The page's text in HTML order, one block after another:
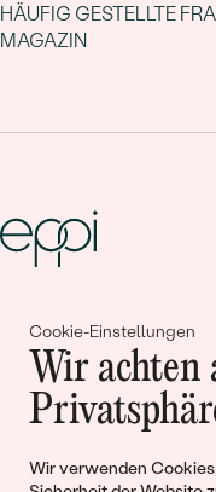
Cookie-Einstellungen
Wir achten
Wir verwenden
HÄUFIG GESTELLTE
MAGAZIN
Gemeinsam
Geschichten
Liebe
Begleiten Sie uns!